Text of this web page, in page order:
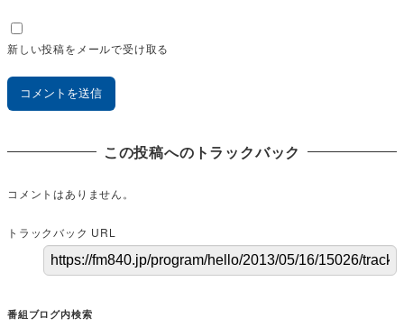
新しい投稿をメールで受け取る
この投稿へのトラックバック
コメントはありません。
トラックバック URL
番組ブログ内検索